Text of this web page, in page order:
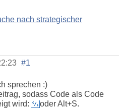
nach strategischer
#1
sprechen :)
sodass Code als Code
wird:
oder Alt+S.